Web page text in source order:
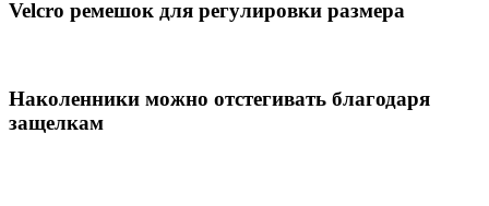
Velcro ремешок для регулировки размера
Наколенники можно отстегивать благодаря
защелкам